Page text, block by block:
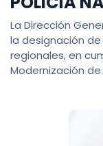
La Dirección
la designación
regionales, en
Modernización